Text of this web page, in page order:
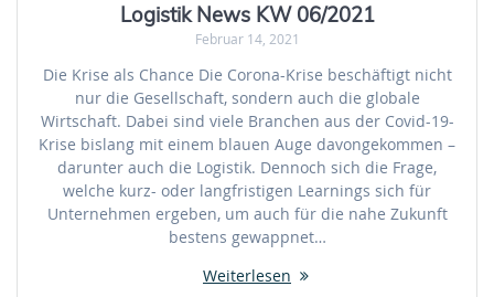
Logistik News KW 06/2021
Februar 14, 2021
Die Krise als Chance Die Corona-Krise beschäftigt nicht
nur die Gesellschaft, sondern auch die globale
Wirtschaft. Dabei sind viele Branchen aus der Covid-19-
Krise bislang mit einem blauen Auge davongekommen –
darunter auch die Logistik. Dennoch sich die Frage,
welche kurz- oder langfristigen Learnings sich für
Unternehmen ergeben, um auch für die nahe Zukunft
bestens gewappnet…
Weiterlesen